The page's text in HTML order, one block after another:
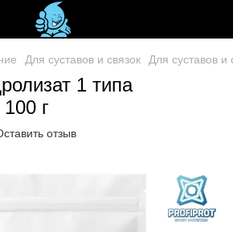
Для суставов и связок Для суставов и
1 типа
г
отзыв